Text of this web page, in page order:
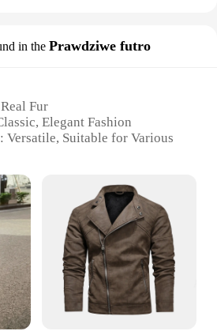
in the Prawdziwe futro
Fur
Elegant Fashion
Versatile, Suitable for Various
or Quantity: Available in
Comes with a Set of
and Luxury**
real fur, this Kurtka z futrem
warmth and luxury.